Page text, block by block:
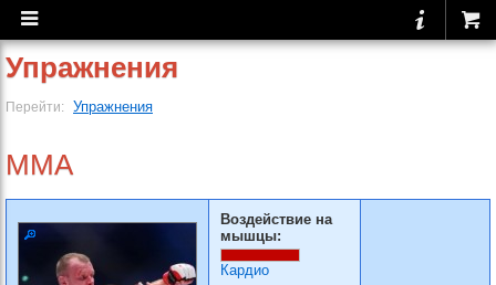
Упражнения
Перейти: Упражнения
MMA
Воздействие на
мышцы:
Кардио